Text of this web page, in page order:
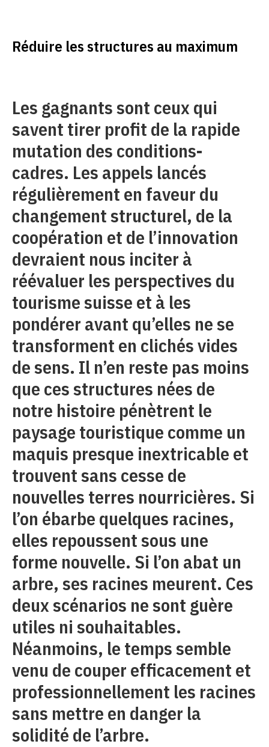
Réduire les structures au maximum
Les gagnants sont ceux qui
savent tirer profit de la rapide
mutation des conditions-
cadres. Les appels lancés
régulièrement en faveur du
changement structurel, de la
coopération et de l’innovation
devraient nous inciter à
réévaluer les perspectives du
tourisme suisse et à les
pondérer avant qu’elles ne se
transforment en clichés vides
de sens. Il n’en reste pas moins
que ces structures nées de
notre histoire pénètrent le
paysage touristique comme un
maquis presque inextricable et
trouvent sans cesse de
nouvelles terres nourricières. Si
l’on ébarbe quelques racines,
elles repoussent sous une
forme nouvelle. Si l’on abat un
arbre, ses racines meurent. Ces
deux scénarios ne sont guère
utiles ni souhaitables.
Néanmoins, le temps semble
venu de couper efficacement et
professionnellement les racines
sans mettre en danger la
solidité de l’arbre.